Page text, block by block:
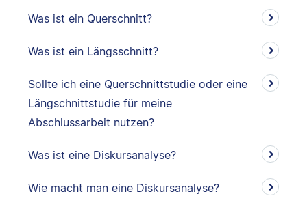
Was ist ein Querschnitt?
Was ist ein Längsschnitt?
Sollte ich eine Querschnittstudie oder eine
Längschnittstudie für meine
Abschlussarbeit nutzen?
Was ist eine Diskursanalyse?
Wie macht man eine Diskursanalyse?